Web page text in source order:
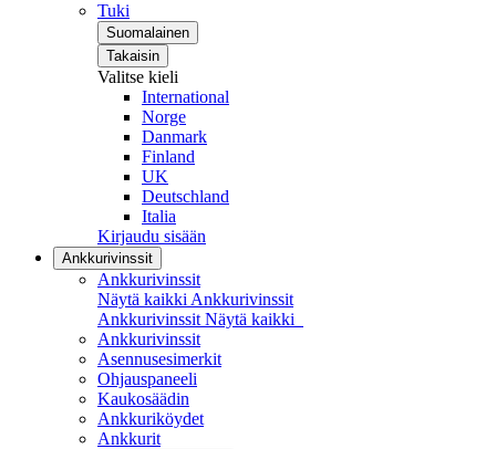
Tuki
Suomalainen
Takaisin
Valitse kieli
International
Norge
Danmark
Finland
UK
Deutschland
Italia
Kirjaudu sisään
Ankkurivinssit
Ankkurivinssit
Näytä kaikki Ankkurivinssit
Ankkurivinssit Näytä kaikki
Ankkurivinssit
Asennusesimerkit
Ohjauspaneeli
Kaukosäädin
Ankkuriköydet
Ankkurit